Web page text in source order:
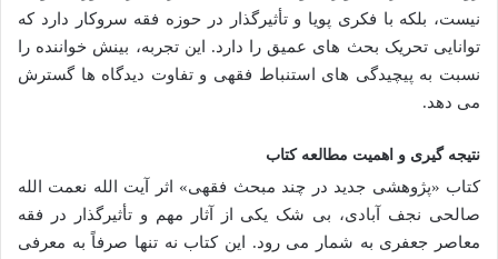
نیست، بلکه با فکری پویا و تأثیرگذار در حوزه فقه سروکار دارد که
توانایی تحریک بحث های عمیق را دارد. این تجربه، بینش خواننده را
نسبت به پیچیدگی های استنباط فقهی و تفاوت دیدگاه ها گسترش
می دهد.
نتیجه گیری و اهمیت مطالعه کتاب
کتاب «پژوهشی جدید در چند مبحث فقهی» اثر آیت الله نعمت الله
صالحی نجف آبادی، بی شک یکی از آثار مهم و تأثیرگذار در فقه
معاصر جعفری به شمار می رود. این کتاب نه تنها صرفاً به معرفی